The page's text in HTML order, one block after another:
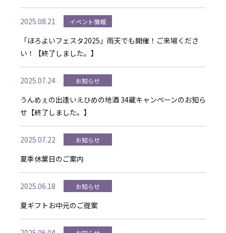
2025.08.21 イベント情報
「ほろよいフェスタ2025」雨天でも開催！ご来場くださ
い！【終了しました。】
2025.07.24 お知らせ
うんめぇの出逢いえひめの地酒 34蔵キャンペーンのお知ら
せ【終了しました。】
2025.07.22 お知らせ
夏季休業日のご案内
2025.06.18 お知らせ
夏ギフトお中元のご提案